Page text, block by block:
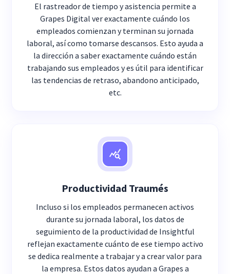
El rastreador de tiempo y asistencia permite a
Grapes Digital ver exactamente cuándo los
empleados comienzan y terminan su jornada
laboral, así como tomarse descansos. Esto ayuda a
la dirección a saber exactamente cuándo están
trabajando sus empleados y es útil para identificar
las tendencias de retraso, abandono anticipado,
etc.
Productividad Traumés
Incluso si los empleados permanecen activos
durante su jornada laboral, los datos de
seguimiento de la productividad de Insightful
reflejan exactamente cuánto de ese tiempo activo
se dedica realmente a trabajar y a crear valor para
la empresa. Estos datos ayudan a Grapes a